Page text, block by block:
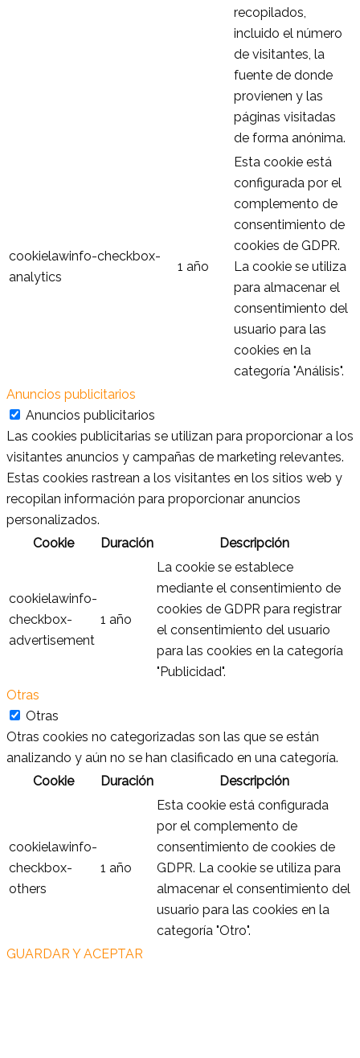
recopilados,
incluido el número
de visitantes, la
fuente de donde
provienen y las
páginas visitadas
de forma anónima.
cookielawinfo-checkbox-
analytics
1 año
Esta cookie está
configurada por el
complemento de
consentimiento de
cookies de GDPR.
La cookie se utiliza
para almacenar el
consentimiento del
usuario para las
cookies en la
categoría "Análisis".
Anuncios publicitarios
Anuncios publicitarios
Las cookies publicitarias se utilizan para proporcionar a los
visitantes anuncios y campañas de marketing relevantes.
Estas cookies rastrean a los visitantes en los sitios web y
recopilan información para proporcionar anuncios
personalizados.
Cookie
Duración Descripción
cookielawinfo-
checkbox-
advertisement
1 año
La cookie se establece
mediante el consentimiento de
cookies de GDPR para registrar
el consentimiento del usuario
para las cookies en la categoría
"Publicidad".
Otras
Otras
Otras cookies no categorizadas son las que se están
analizando y aún no se han clasificado en una categoría.
Cookie
Duración Descripción
cookielawinfo-
checkbox-
others
1 año
Esta cookie está configurada
por el complemento de
consentimiento de cookies de
GDPR. La cookie se utiliza para
almacenar el consentimiento del
usuario para las cookies en la
categoría "Otro".
GUARDAR Y ACEPTAR